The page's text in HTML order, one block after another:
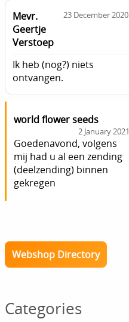
Mevr.
Geertje
Verstoep
23 December 2020
Ik heb (nog?) niets
ontvangen.
world flower seeds
2 January 2021
Goedenavond, volgens
mij had u al een zending
(deelzending) binnen
gekregen
Webshop Directory
Categories